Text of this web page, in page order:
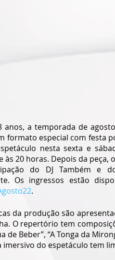
anos, a temporada de
formato especial com festa
nesta sexta e
às 20 horas. Depois da
do DJ Também e
.
da produção são
O repertório tem
de Beber”, “A Tonga da
imersivo do espetáculo tem